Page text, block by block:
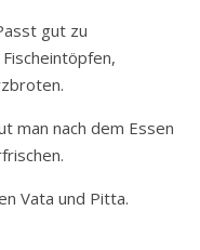
gut zu
man nach dem Essen
Vata und Pitta.